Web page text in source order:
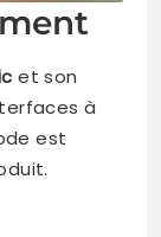
et son
à
est